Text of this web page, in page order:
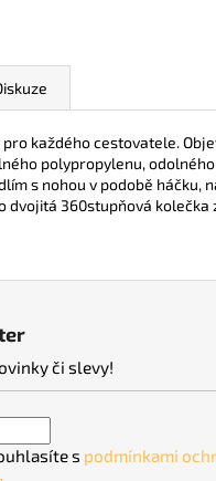
každého cestovatele.
polypropylenu,
s nohou v podobě
dvojitá 360stupňová
či slevy!
s podmínkami